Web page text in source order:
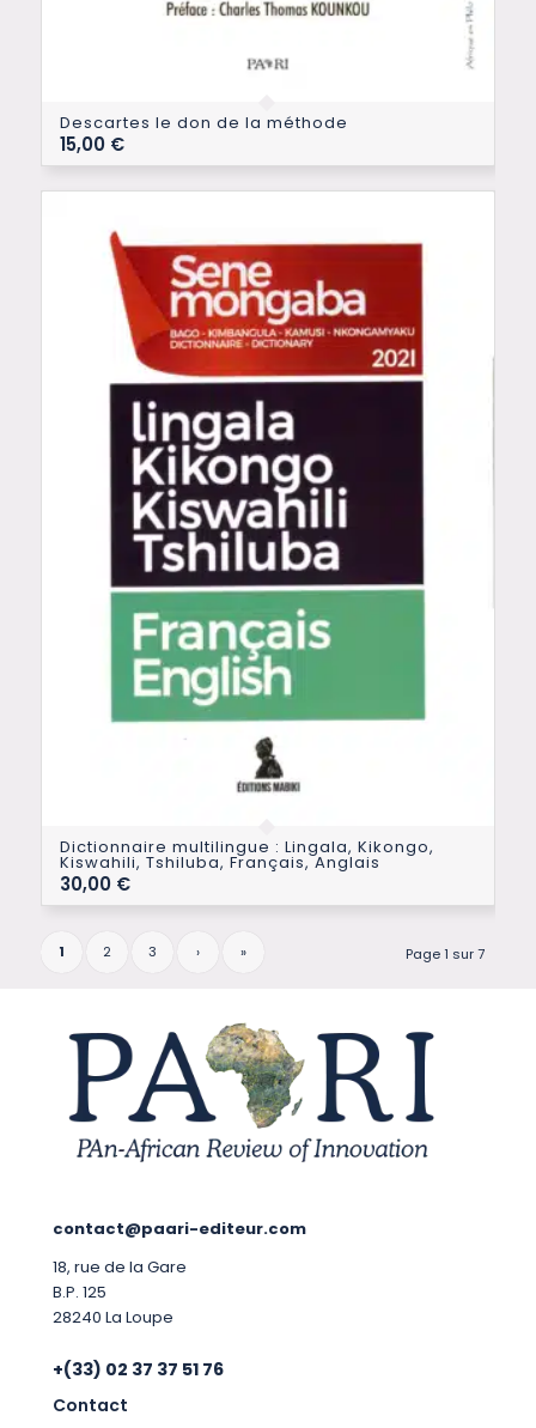
Descartes le don de la méthode
15,00 €
Dictionnaire multilingue : Lingala, Kikongo,
Kiswahili, Tshiluba, Français, Anglais
30,00 €
Page 1 sur 7
1 2 3 › »
contact@paari-editeur.com
18, rue de la Gare
B.P. 125
28240 La Loupe
+(33) 02 37 37 51 76
Contact